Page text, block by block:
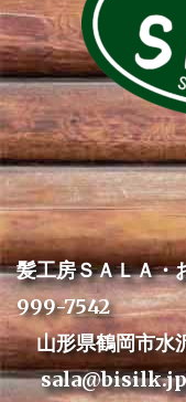
髪工房ＳＡＬＡ
999-7542
山形県鶴岡市水
sala@bisilk.jp